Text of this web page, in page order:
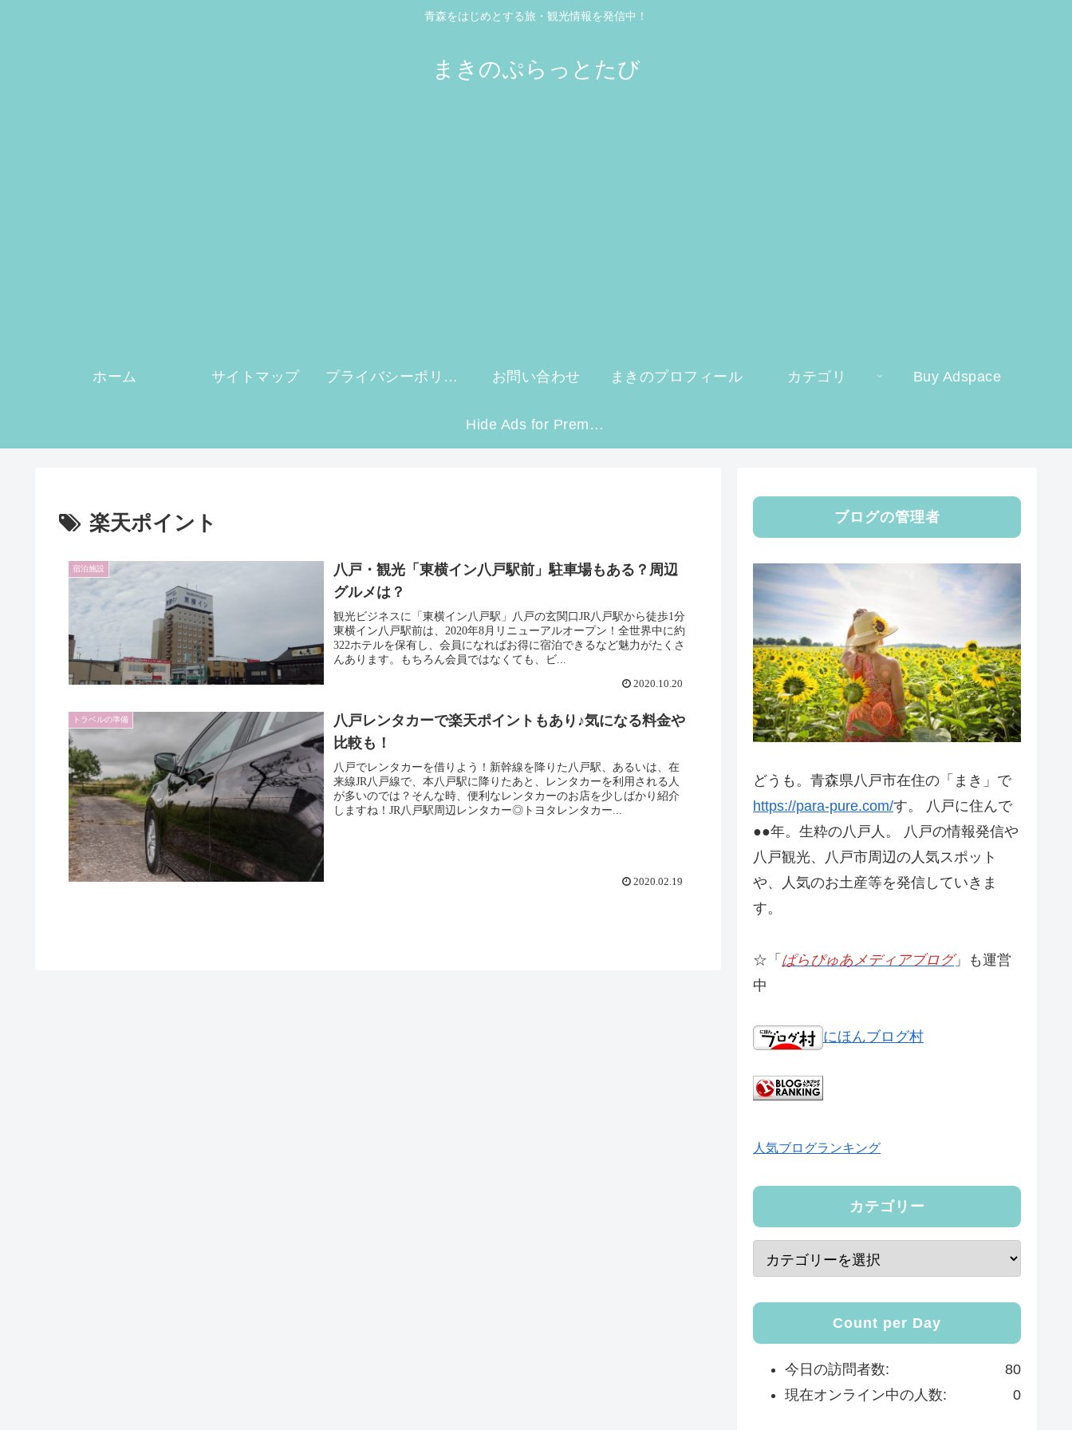
青森をはじめとする旅・観光情報を発信中！
まきのぷらっとたび
ホーム サイトマップ プライバシーポリシー お問い合わせ まきのプロフィール カテゴリ Buy Adspace
Hide Ads for Premium Members
楽天ポイント
宿泊施設
八戸・観光「東横イン八戸駅前」駐車場もある？周辺
グルメは？
観光ビジネスに「東横イン八戸駅」八戸の玄関口JR八戸駅から徒歩1分
東横イン八戸駅前は、2020年8月リニューアルオープン！全世界中に約
322ホテルを保有し、会員になればお得に宿泊できるなど魅力がたくさ
んあります。もちろん会員ではなくても、ビ...
2020.10.20
トラベルの準備
八戸レンタカーで楽天ポイントもあり♪気になる料金や
比較も！
八戸でレンタカーを借りよう！新幹線を降りた八戸駅、あるいは、在
来線JR八戸線で、本八戸駅に降りたあと、レンタカーを利用される人
が多いのでは？そんな時、便利なレンタカーのお店を少しばかり紹介
しますね！JR八戸駅周辺レンタカー◎トヨタレンタカー...
2020.02.19
ブログの管理者
どうも。青森県八戸市在住の「まき」で
https://para-pure.com/す。 八戸に住んで
●●年。生粋の八戸人。 八戸の情報発信や
八戸観光、八戸市周辺の人気スポット
や、人気のお土産等を発信していきま
す。
☆「 ぱらぴゅあメディアブログ」も運営
中
にほんブログ村
人気ブログランキング
カテゴリー
Count per Day
80
今日の訪問者数:
0
現在オンライン中の人数: